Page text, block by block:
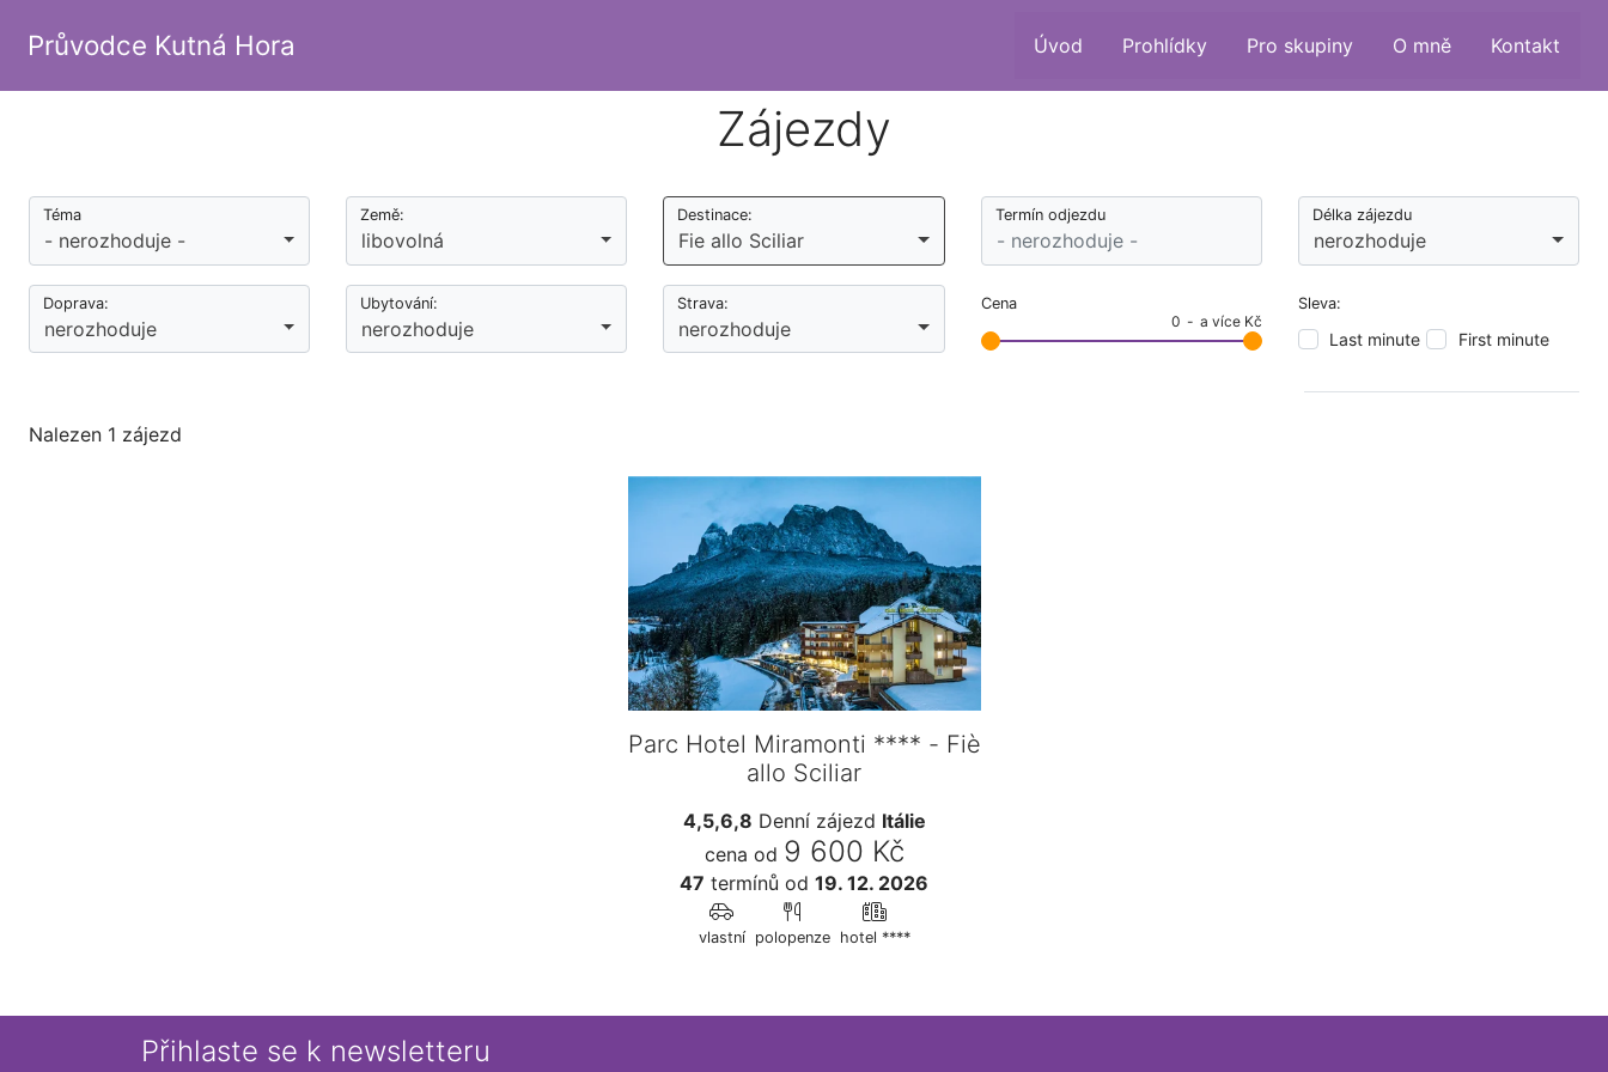
Průvodce Kutná Hora Úvod Prohlídky Pro skupiny O mně Kontakt
Zájezdy
Téma
- nerozhoduje -
Země:
libovolná
Destinace:
Fie allo Sciliar
Termín odjezdu Délka zájezdu
nerozhoduje
Doprava:
nerozhoduje
Ubytování:
nerozhoduje
Strava:
nerozhoduje
Cena
0
a více Kč
Sleva:
Last minute First minute
Nalezen 1 zájezd
Parc Hotel Miramonti **** - Fiè
allo Sciliar
4,5,6,8 Denní zájezd Itálie
cena od 9 600 Kč
47 termínů od 19. 12. 2026
vlastní polopenze hotel ****
Přihlaste se k newsletteru